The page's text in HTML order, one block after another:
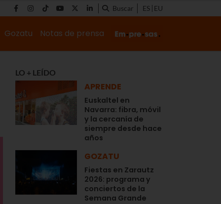
Buscar ES EU
Gozatu Notas de prensa
LO + LEÍDO
APRENDE
Euskaltel en
Navarra: fibra, móvil
y la cercanía de
siempre desde hace
años
GOZATU
Fiestas en Zarautz
2026: programa y
conciertos de la
Semana Grande